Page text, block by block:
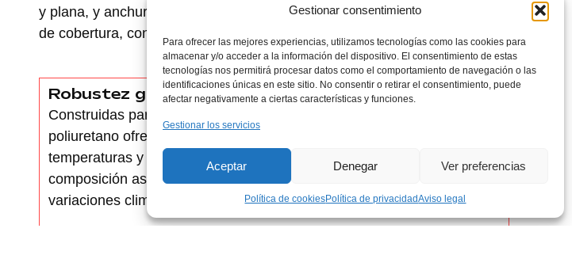
Gestionar consentimiento
Para ofrecer las mejores experiencias, utilizamos tecnologías como las cookies para
almacenar y/o acceder a la información del dispositivo. El consentimiento de estas
tecnologías nos permitirá procesar datos como el comportamiento de navegación o las
identificaciones únicas en este sitio. No consentir o retirar el consentimiento, puede
afectar negativamente a ciertas características y funciones.
Gestionar los servicios
Aceptar Denegar Ver preferencias
Política de cookiesPolítica de privacidadAviso legal
y plana, y anchuras de
, ofrecen una solución integral
de cobertura, confort y estilo.
Robustez garantizada
Construidas para durar, las lamas de aluminio perfilado rellenas de
poliuretano ofrecen una resistencia excepcional a las altas
temperaturas y proporcionan un aislamiento eficiente. Esta
composición asegura la durabilidad de las persianas frente a las
variaciones climáticas y las hace ideales para el exterior.